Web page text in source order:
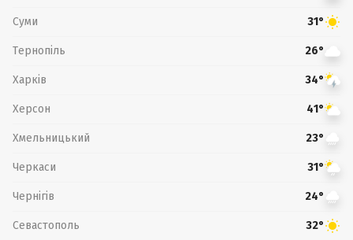
Суми 31°
Тернопіль 26°
Харків 34°
Херсон 41°
Хмельницький 23°
Черкаси 31°
Чернігів 24°
Севастополь 32°